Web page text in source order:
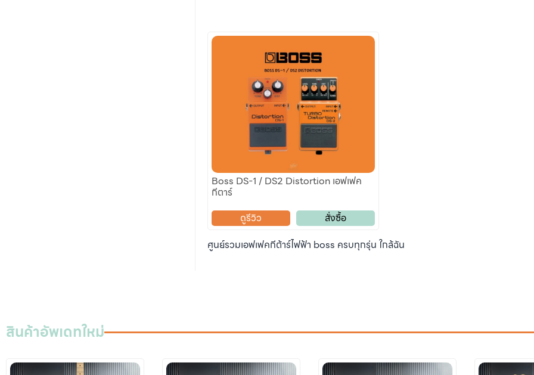
Boss DS-1 / DS2 Distortion เอฟเฟค
กีตาร์
ดูรีวิว
สั่งซื้อ
ศูนย์รวมเอฟเฟคกีต้าร์ไฟฟ้า boss ครบทุกรุ่น ใกล้ฉัน
สินค้าอัพเดทใหม่